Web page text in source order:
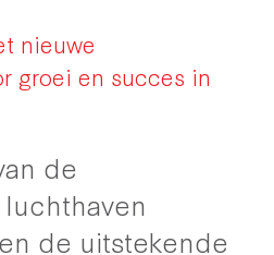
nieuwe
groei en succes in
de
de uitstekende